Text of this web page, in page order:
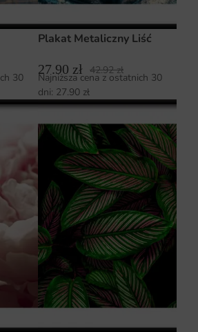
30
Plakat Metaliczny Liść
27.90 zł 42.92zł
Najniższa cena z ostatnich 30
dni: 27.90 zł